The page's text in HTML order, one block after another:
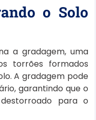
o Solo
a gradagem, uma
torrões formados
A gradagem pode
garantindo que o
para o